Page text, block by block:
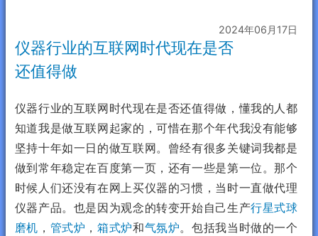
2024年06月17日
仪器行业的互联网时代现在是否
还值得做
仪器行业的互联网时代现在是否还值得做，懂我的人都
知道我是做互联网起家的，可惜在那个年代我没有能够
坚持十年如一日的做互联网。曾经有很多关键词我都是
做到常年稳定在百度第一页，还有一些是第一位。那个
时候人们还没有在网上买仪器的习惯，当时一直做代理
仪器产品。也是因为观念的转变开始自己生产行星式球
磨机 ， 管式炉 ，箱式炉和气氛炉。包括我当时做的一个